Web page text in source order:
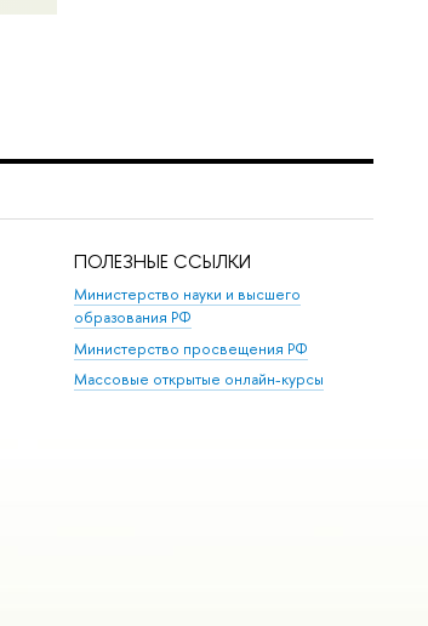
ПОЛЕЗНЫЕ ССЫЛКИ
Министерство науки и высшего
образования РФ
Министерство просвещения РФ
Массовые открытые онлайн-курсы